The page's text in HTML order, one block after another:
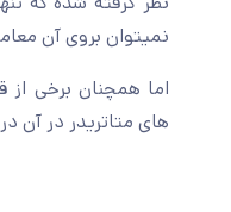
نمیتوان بروی آن
اما همچنان برخی از
های متاتریدر در آن